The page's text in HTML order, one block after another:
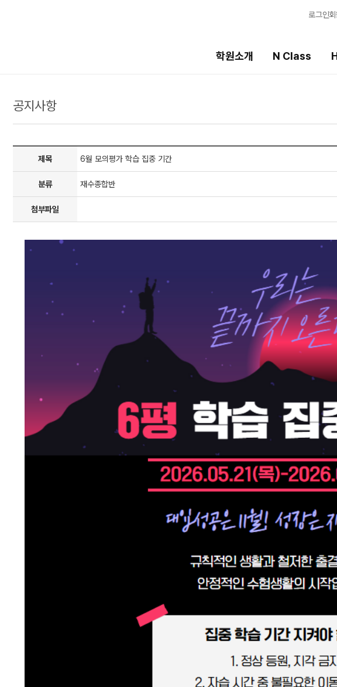
로그인
학원소개 N Class
N Class
2027 파이널 정규반
2027 N수 정규반
2027 반수반
2027 지역의사제 특별반
2027 윈터스쿨
학습 콘텐츠
학습 콘텐츠 한눈
ALPHA 모의고사
2026 수능 적중
재원생 혜택
재원생 통합회원인
메가패스 특별 지원
메가 스마트 리포트
실시간 질문답변
공지사항
제목 6월 모의평가 학습 집중 기간
분류 재수종합반
첨부파일